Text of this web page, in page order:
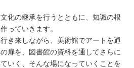
化の継承を行うとともに、知識の根
っていきます。
き来しながら、美術館でアートを通
扉を、図書館の資料を通してさらに
いく、そんな場になっていくことを